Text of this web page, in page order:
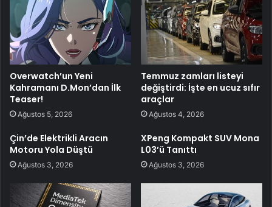
Overwatch’un Yeni
Kahramanı D.Mon’dan İlk
Teaser!
Ağustos 5, 2026
Temmuz zamları listeyi
değiştirdi: İşte en ucuz sıfır
araçlar
Ağustos 4, 2026
Çin’de Elektrikli Aracın
Motoru Yola Düştü
Ağustos 3, 2026
XPeng Kompakt SUV Mona
L03’ü Tanıttı
Ağustos 3, 2026